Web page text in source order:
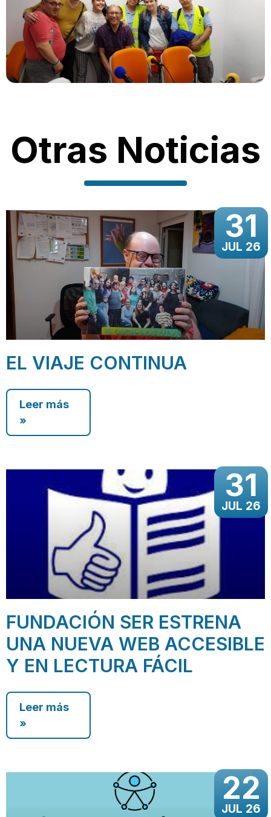
Otras Noticias
31
JUL 26
EL VIAJE CONTINUA
Leer más
»
31
JUL 26
FUNDACIÓN SER ESTRENA
UNA NUEVA WEB ACCESIBLE
Y EN LECTURA FÁCIL
Leer más
»
22
JUL 26